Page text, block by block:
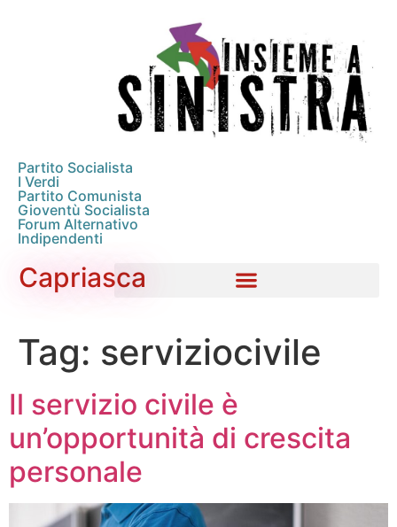
Partito Socialista
I Verdi
Partito Comunista
Gioventù Socialista
Forum Alternativo
Indipendenti
Capriasca
Tag: serviziocivile
Il servizio civile è
un’opportunità di crescita
personale